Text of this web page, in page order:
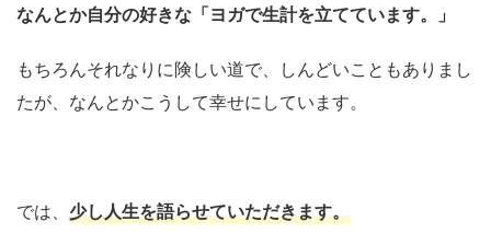
なんとか自分の好きな「ヨガで生計を立てています。」
もちろんそれなりに険しい道で、しんどいこともありまし
たが、なんとかこうして幸せにしています。
では、 少し人生を語らせていただきます。